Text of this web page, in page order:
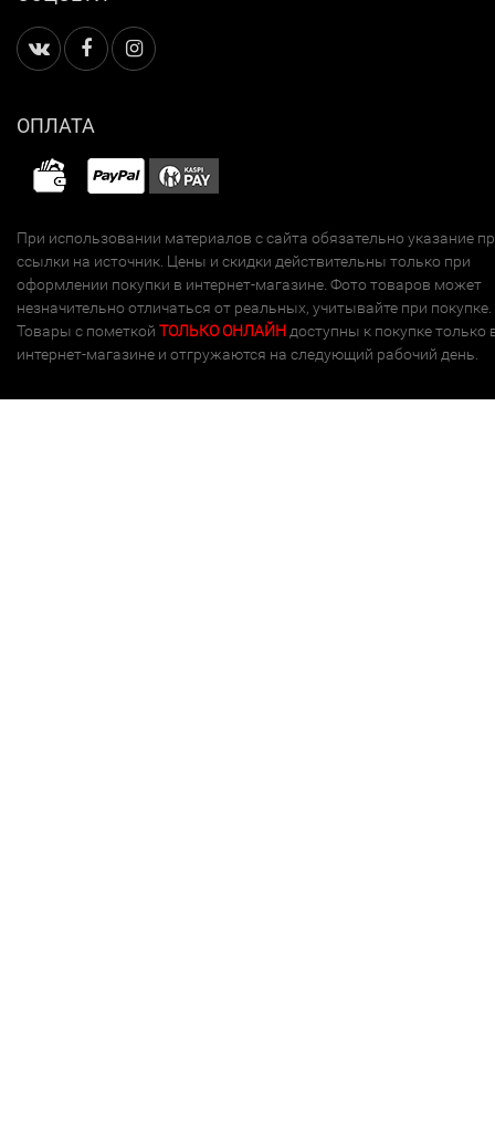
ОПЛАТА
При использовании материалов с сайта обязательно указание
ссылки на источник. Цены и скидки действительны только при
оформлении покупки в интернет-магазине. Фото товаров может
незначительно отличаться от реальных, учитывайте при покупке.
Товары с пометкой ТОЛЬКО ОНЛАЙН доступны к покупке только
интернет-магазине и отгружаются на следующий рабочий день.